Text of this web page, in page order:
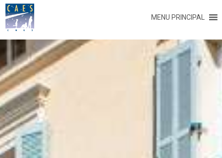
MENU PRINCIPAL